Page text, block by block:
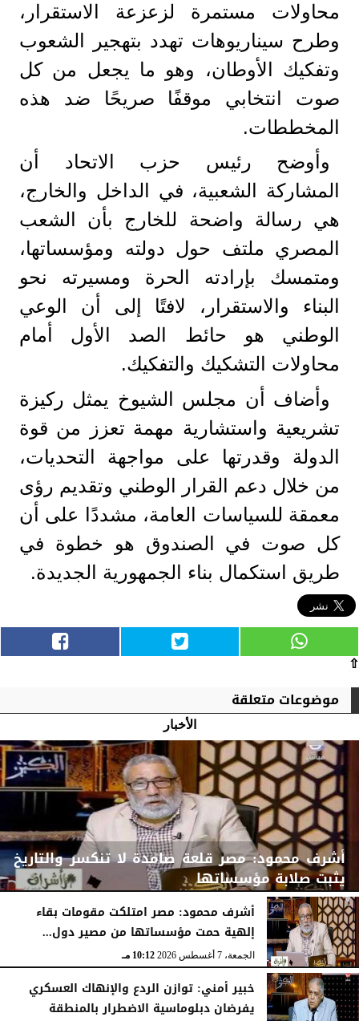
محاولات مستمرة لزعزعة الاستقرار،
وطرح سيناريوهات تهدد بتهجير الشعوب
وتفكيك الأوطان، وهو ما يجعل من كل
صوت انتخابي موقفًا صريحًا ضد هذه
المخططات.
وأوضح رئيس حزب الاتحاد أن
المشاركة الشعبية، في الداخل والخارج،
هي رسالة واضحة للخارج بأن الشعب
المصري ملتف حول دولته ومؤسساتها،
ومتمسك بإرادته الحرة ومسيرته نحو
البناء والاستقرار، لافتًا إلى أن الوعي
الوطني هو حائط الصد الأول أمام
محاولات التشكيك والتفكيك.
وأضاف أن مجلس الشيوخ يمثل ركيزة
تشريعية واستشارية مهمة تعزز من قوة
الدولة وقدرتها على مواجهة التحديات،
من خلال دعم القرار الوطني وتقديم رؤى
معمقة للسياسات العامة، مشددًا على أن
كل صوت في الصندوق هو خطوة في
طريق استكمال بناء الجمهورية الجديدة.
⇧
موضوعات متعلقة
الأخبار
أشرف محمود: مصر قلعة صامدة لا تنكسر والتاريخ
يثبت صلابة مؤسساتها
الجمعة، 7 أغسطس 2026 10:15 مـ
أشرف محمود: مصر امتلكت مقومات بقاء
إلهية حمت مؤسساتها من مصير دول...
الجمعة، 7 أغسطس 2026 10:12 مـ
خبير أمني: توازن الردع والإنهاك العسكري
يفرضان دبلوماسية الاضطرار بالمنطقة